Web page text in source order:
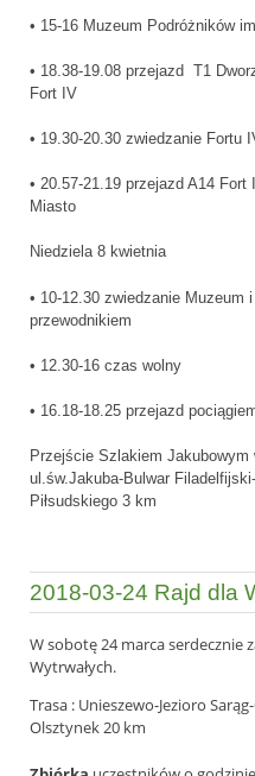
• 15-16 Muzeum Podróżników
• 18.38-19.08 przejazd T1
Fort IV
• 19.30-20.30 zwiedzanie Fortu
• 20.57-21.19 przejazd A14
Miasto
Niedziela 8 kwietnia
• 10-12.30 zwiedzanie Muzeum
przewodnikiem
• 12.30-16 czas wolny
• 16.18-18.25 przejazd
Przejście Szlakiem
ul.św.Jakuba-Bulwar
Piłsudskiego 3 km
2018-03-24 Rajd dla
W sobotę 24 marca serdecznie
Wytrwałych.
Trasa : Unieszewo-Jezioro
Olsztynek 20 km